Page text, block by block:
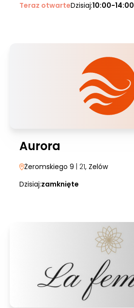
Teraz otwarteDzisiaj:10:00-14:00
Aurora
Żeromskiego 9 | 21, Zelów
Dzisiaj:zamknięte